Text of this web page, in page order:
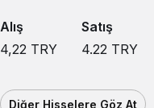
Alış
4,22 TRY
Satış
4.22 TRY
Diğer Hisselere Göz At